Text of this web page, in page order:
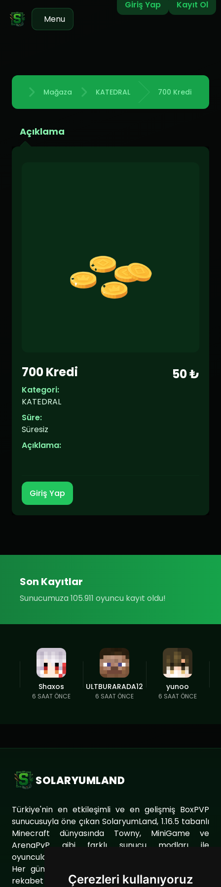
Çerezleri kullanıyoruz
Giriş Yap
Kayıt Ol
Menu
AnasayfaMağaza KATEDRAL 700 Kredi
Açıklama
700 Kredi 50 ₺
Kategori:
KATEDRAL
Süre:
Süresiz
Açıklama:
Giriş Yap
Son Kayıtlar
Sunucumuza 105.911 oyuncu kayıt oldu!
Shaxos
6 SAAT ÖNCE
ULTBURARADA12
6 SAAT ÖNCE
yunoo
6 SAAT ÖNCE
SOLARYUMLAND
Türkiye'nin en etkileşimli ve en gelişmiş BoxPVP
sunucusuyla öne çıkan SolaryumLand, 1.16.5 tabanlı
Minecraft dünyasında Towny, MiniGame ve
ArenaPvP gibi farklı sunucu modları ile
oyuncularımıza eşsiz bir oyun deneyimi sunuyor.
Her gün sunucumuzu geliştirerek oyuncularımıza
rekabet dolu ve keyifli bir ortam sağlıyoruz. Aynı